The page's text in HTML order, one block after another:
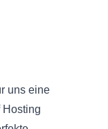
uns eine
Hosting